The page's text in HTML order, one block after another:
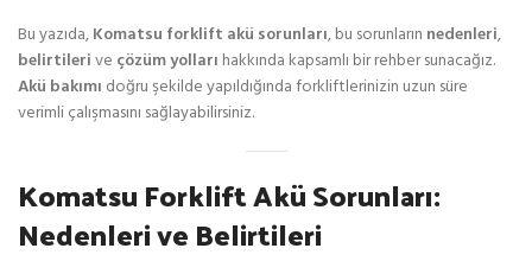
Bu yazıda,Komatsu forklift akü sorunları, bu sorunların nedenleri,
belirtilerive çözüm yolları hakkında kapsamlı bir rehber sunacağız.
Akü bakımı doğru şekilde yapıldığında forkliftlerinizin uzun süre
verimli çalışmasını sağlayabilirsiniz.
Komatsu Forklift Akü Sorunları:
Nedenleri ve Belirtileri